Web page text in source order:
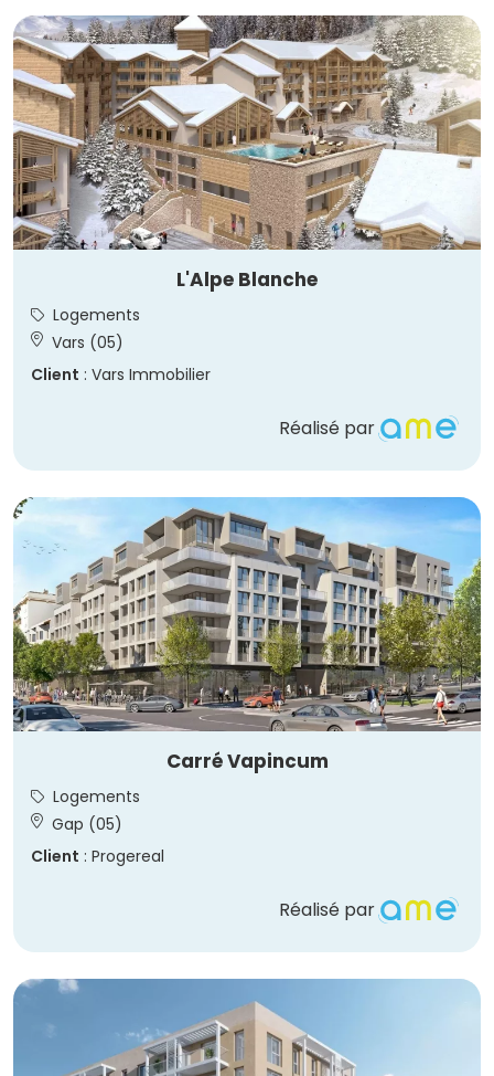
L'Alpe Blanche
Logements
Vars (05)
Client : Vars Immobilier
Réalisé par
Carré Vapincum
Logements
Gap (05)
Client : Progereal
Réalisé par